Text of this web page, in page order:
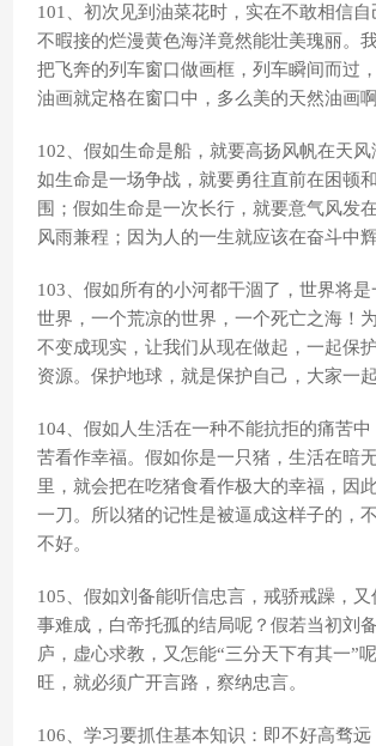
101、初次见到油菜花时，实在不敢相信自
不暇接的烂漫黄色海洋竟然能壮美瑰丽。
把飞奔的列车窗口做画框，列车瞬间而过
油画就定格在窗口中，多么美的天然油画啊
102、假如生命是船，就要高扬风帆在天
如生命是一场争战，就要勇往直前在困顿
围；假如生命是一次长行，就要意气风发
风雨兼程；因为人的一生就应该在奋斗中辉
103、假如所有的小河都干涸了，世界将
世界，一个荒凉的世界，一个死亡之海！
不变成现实，让我们从现在做起，一起保
资源。保护地球，就是保护自己，大家一
104、假如人生活在一种不能抗拒的痛苦
苦看作幸福。假如你是一只猪，生活在暗
里，就会把在吃猪食看作极大的幸福，因
一刀。所以猪的记性是被逼成这样子的，
不好。
105、假如刘备能听信忠言，戒骄戒躁，
事难成，白帝托孤的结局呢？假若当初刘
庐，虚心求教，又怎能“三分天下有其一”
旺，就必须广开言路，察纳忠言。
106、学习要抓住基本知识：即不好高骛